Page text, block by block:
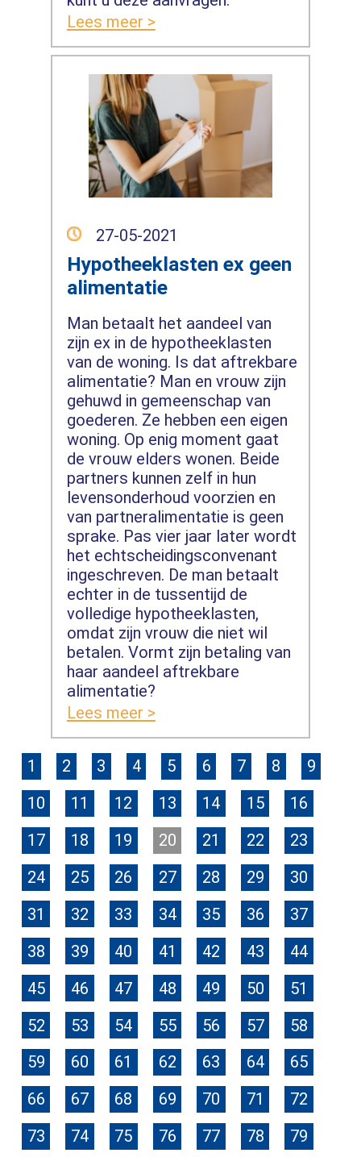
Lees meer >
27-05-2021
Hypotheeklasten ex geen
alimentatie
Man betaalt het aandeel van
zijn ex in de hypotheeklasten
van de woning. Is dat aftrekbare
alimentatie? Man en vrouw zijn
gehuwd in gemeenschap van
goederen. Ze hebben een eigen
woning. Op enig moment gaat
de vrouw elders wonen. Beide
partners kunnen zelf in hun
levensonderhoud voorzien en
van partneralimentatie is geen
sprake. Pas vier jaar later wordt
het echtscheidingsconvenant
ingeschreven. De man betaalt
echter in de tussentijd de
volledige hypotheeklasten,
omdat zijn vrouw die niet wil
betalen. Vormt zijn betaling van
haar aandeel aftrekbare
alimentatie?
Lees meer >
1 2 3 4 5 6 7 8
9
10
11 12 13 14 15
16
17
18 19 20 21 22
23
24
25 26 27 28 29
30
31
32 33 34 35 36
37
38
39 40 41 42 43
44
45
46 47 48 49 50
51
52
53 54 55 56 57
58
59
60 61 62 63 64
65
66
67 68 69 70 71
72
73
74 75 76 77 78
79